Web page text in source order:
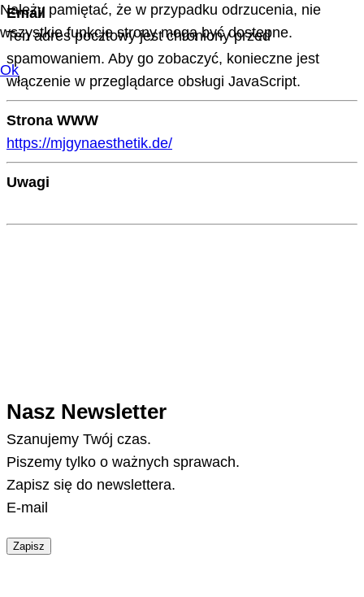
Email
Ten adres pocztowy jest chroniony przed
spamowaniem. Aby go zobaczyć, konieczne jest
włączenie w przeglądarce obsługi JavaScript.
Strona WWW
https://mjgynaesthetik.de/
Uwagi
Nasz Newsletter
Szanujemy Twój czas.
Piszemy tylko o ważnych sprawach.
Zapisz się do newslettera.
E-mail
Zapisz
Należy pamiętać, że w przypadku odrzucenia, nie
wszystkie funkcje strony mogą być dostępne.
Ok